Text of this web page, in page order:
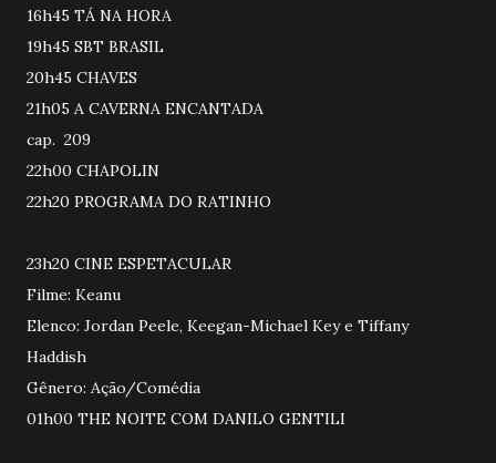
16h45 TÁ NA HORA
19h45 SBT BRASIL
20h45 CHAVES
21h05 A CAVERNA ENCANTADA
cap. 209
22h00 CHAPOLIN
22h20 PROGRAMA DO RATINHO
23h20 CINE ESPETACULAR
Filme: Keanu
Elenco: Jordan Peele, Keegan-Michael Key e Tiffany
Haddish
Gênero: Ação/Comédia
01h00 THE NOITE COM DANILO GENTILI